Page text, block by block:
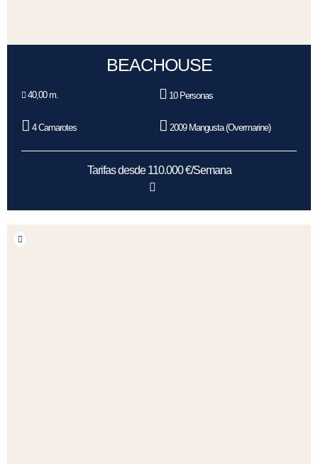
BEACHOUSE
40,00 m. 10 Personas
4 Camarotes 2009 Mangusta (Overmarine)
Tarifas desde 110.000 €/Semana